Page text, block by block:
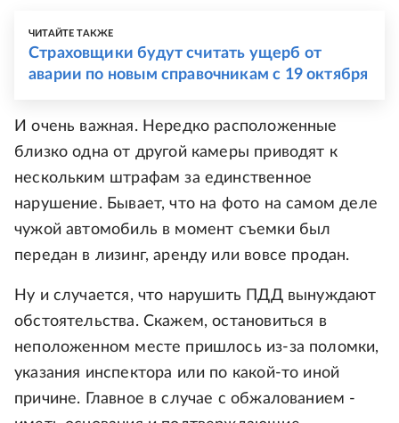
ЧИТАЙТЕ ТАКЖЕ
Страховщики будут считать ущерб от
аварии по новым справочникам с 19 октября
И очень важная. Нередко расположенные
близко одна от другой камеры приводят к
нескольким штрафам за единственное
нарушение. Бывает, что на фото на самом деле
чужой автомобиль в момент съемки был
передан в лизинг, аренду или вовсе продан.
Ну и случается, что нарушить ПДД вынуждают
обстоятельства. Скажем, остановиться в
неположенном месте пришлось из-за поломки,
указания инспектора или по какой-то иной
причине. Главное в случае с обжалованием -